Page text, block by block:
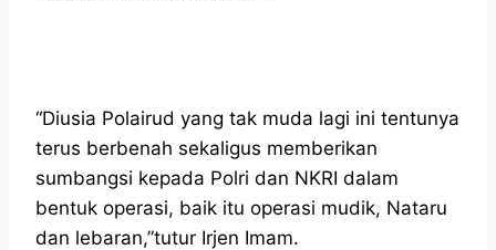
“Diusia Polairud yang tak muda lagi ini tentunya
terus berbenah sekaligus memberikan
sumbangsi kepada Polri dan NKRI dalam
bentuk operasi, baik itu operasi mudik, Nataru
dan lebaran,”tutur Irjen Imam.